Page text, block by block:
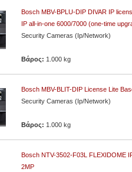
Bosch MBV-BPLU-DIP DIVAR IP
IP all-in-one 6000/7000 (one-time
Security Cameras (Ip/Network)
Βάρος: 1.000 kg
Bosch MBV-BLIT-DIP License Lite
Security Cameras (Ip/Network)
Βάρος: 1.000 kg
Bosch NTV-3502-F03L FLEXIDOME
2MP